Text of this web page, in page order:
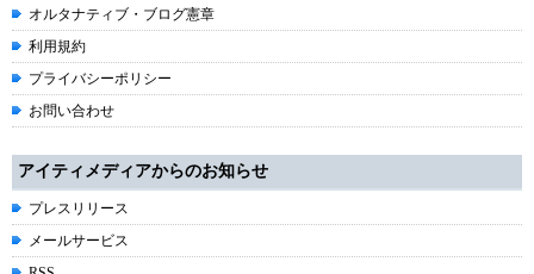
オルタナティブ・ブログ憲章
利用規約
プライバシーポリシー
お問い合わせ
アイティメディアからのお知らせ
プレスリリース
メールサービス